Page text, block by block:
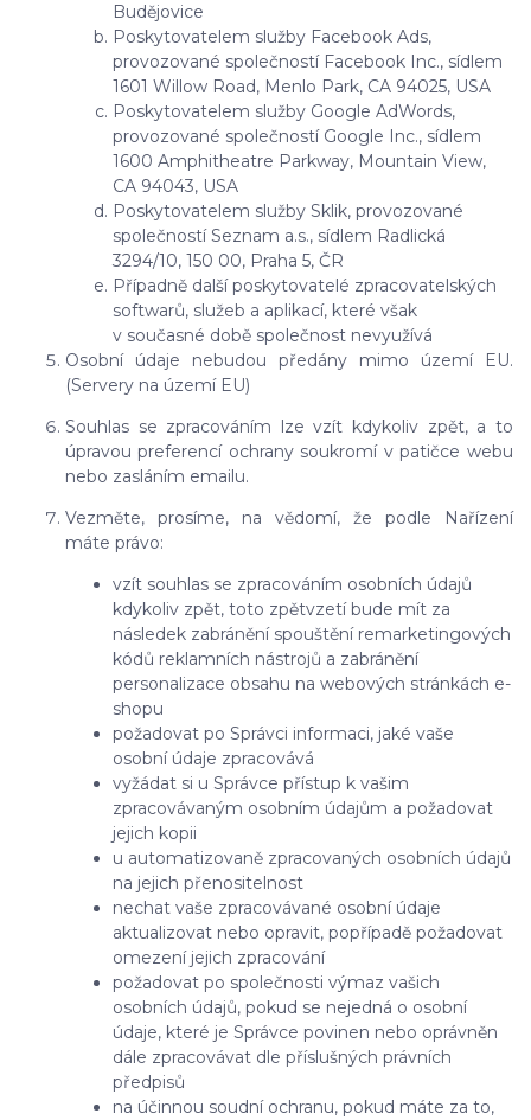
Budějovice
Poskytovatelem služby Facebook Ads,
provozované společností Facebook Inc., sídlem
1601 Willow Road, Menlo Park, CA 94025, USA
Poskytovatelem služby Google AdWords,
provozované společností Google Inc., sídlem
1600 Amphitheatre Parkway, Mountain View,
CA 94043, USA
Poskytovatelem služby Sklik, provozované
společností Seznam a.s., sídlem Radlická
3294/10, 150 00, Praha 5, ČR
Případně další poskytovatelé zpracovatelských
softwarů, služeb a aplikací, které však
v současné době společnost nevyužívá
Osobní údaje nebudou předány mimo území EU.
(Servery na území EU)
Souhlas se zpracováním lze vzít kdykoliv zpět, a to
úpravou preferencí ochrany soukromí v patičce webu
nebo zasláním emailu.
Vezměte, prosíme, na vědomí, že podle Nařízení
máte právo:
vzít souhlas se zpracováním osobních údajů
kdykoliv zpět, toto zpětvzetí bude mít za
následek zabránění spouštění remarketingových
kódů reklamních nástrojů a zabránění
personalizace obsahu na webových stránkách e-
shopu
požadovat po Správci informaci, jaké vaše
osobní údaje zpracovává
vyžádat si u Správce přístup k vašim
zpracovávaným osobním údajům a požadovat
jejich kopii
u automatizovaně zpracovaných osobních údajů
na jejich přenositelnost
nechat vaše zpracovávané osobní údaje
aktualizovat nebo opravit, popřípadě požadovat
omezení jejich zpracování
požadovat po společnosti výmaz vašich
osobních údajů, pokud se nejedná o osobní
údaje, které je Správce povinen nebo oprávněn
dále zpracovávat dle příslušných právních
předpisů
na účinnou soudní ochranu, pokud máte za to,